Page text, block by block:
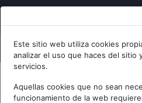
Este sitio web utiliza cookies
analizar el uso que haces del sitio
servicios.
Aquellas cookies que no sean
funcionamiento de la web